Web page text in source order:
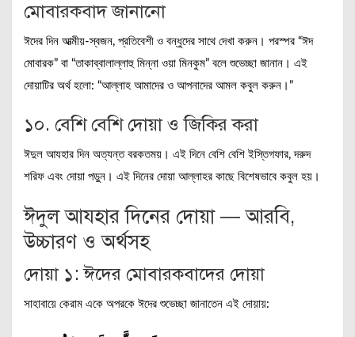
মোবারকবাদ জানানো
ঈদের দিন আত্মীয়-স্বজন, প্রতিবেশী ও বন্ধুদের সাথে দেখা করুন। পরস্পর “ঈদ
মোবারক” বা “তাকাব্বালাল্লাহু মিন্না ওয়া মিনকুম” বলে শুভেচ্ছা জানান। এই
দোয়াটির অর্থ হলো: “আল্লাহ আমাদের ও আপনাদের আমল কবুল করুন।”
১০. বেশি বেশি দোয়া ও জিকির করা
ঈদুল আযহার দিন অত্যন্ত বরকতময়। এই দিনে বেশি বেশি ইস্তিগফার, দরুদ
শরিফ এবং দোয়া পড়ুন। এই দিনের দোয়া আল্লাহর কাছে বিশেষভাবে কবুল হয়।
ঈদুল আযহার দিনের দোয়া — আরবি,
উচ্চারণ ও অর্থসহ
দোয়া ১: ঈদের মোবারকবাদের দোয়া
সাহাবায়ে কেরাম একে অপরকে ঈদের শুভেচ্ছা জানাতেন এই দোয়ায়: